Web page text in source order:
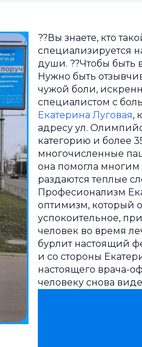
??Вы знаете, кто
специализируется
души. ??Чтобы быть
Нужно быть
чужой боли,
специалистом с
Екатерина Луговая,
адресу ул.
категорию и более
многочисленные
она помогла многим
раздаются теплые
Професионализм
оптимизм, который
успокоительное,
человек во время
бурлит настоящий
и со стороны
настоящего врача-
человеку снова